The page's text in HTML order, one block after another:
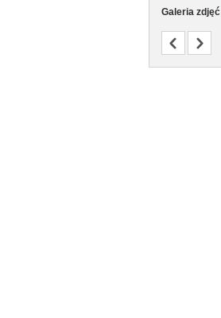
Galeria zdjęć